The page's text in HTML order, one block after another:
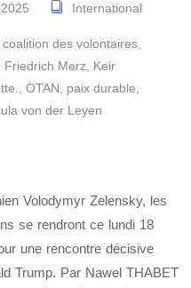
International
coalition des volontaires
Friedrich Merz
Keir
OTAN paix durable
von der Leyen
Volodymyr Zelensky, les
se rendront ce lundi 18
une rencontre décisive
Trump. Par Nawel THABET